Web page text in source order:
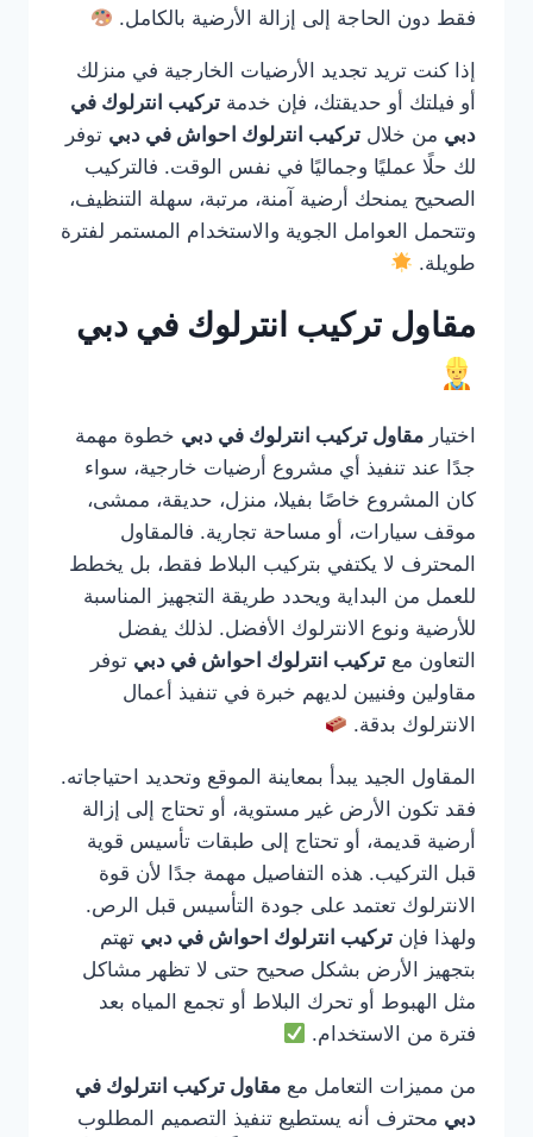
فقط دون الحاجة إلى إزالة الأرضية بالكامل.
إذا كنت تريد تجديد الأرضيات الخارجية في منزلك
أو فيلتك أو حديقتك، فإن خدمة تركيب انترلوك في
دبي من خلال تركيب انترلوك احواش في دبي توفر
لك حلًا عمليًا وجماليًا في نفس الوقت. فالتركيب
الصحيح يمنحك أرضية آمنة، مرتبة، سهلة التنظيف،
وتتحمل العوامل الجوية والاستخدام المستمر لفترة
طويلة.
مقاول تركيب انترلوك في دبي
اختيار مقاول تركيب انترلوك في دبي خطوة مهمة
جدًا عند تنفيذ أي مشروع أرضيات خارجية، سواء
كان المشروع خاصًا بفيلا، منزل، حديقة، ممشى،
موقف سيارات، أو مساحة تجارية. فالمقاول
المحترف لا يكتفي بتركيب البلاط فقط، بل يخطط
للعمل من البداية ويحدد طريقة التجهيز المناسبة
للأرضية ونوع الانترلوك الأفضل. لذلك يفضل
التعاون مع تركيب انترلوك احواش في دبي توفر
مقاولين وفنيين لديهم خبرة في تنفيذ أعمال
الانترلوك بدقة.
المقاول الجيد يبدأ بمعاينة الموقع وتحديد احتياجاته.
فقد تكون الأرض غير مستوية، أو تحتاج إلى إزالة
أرضية قديمة، أو تحتاج إلى طبقات تأسيس قوية
قبل التركيب. هذه التفاصيل مهمة جدًا لأن قوة
الانترلوك تعتمد على جودة التأسيس قبل الرص.
ولهذا فإن تركيب انترلوك احواش في دبي تهتم
بتجهيز الأرض بشكل صحيح حتى لا تظهر مشاكل
مثل الهبوط أو تحرك البلاط أو تجمع المياه بعد
فترة من الاستخدام.
من مميزات التعامل مع مقاول تركيب انترلوك في
دبي محترف أنه يستطيع تنفيذ التصميم المطلوب